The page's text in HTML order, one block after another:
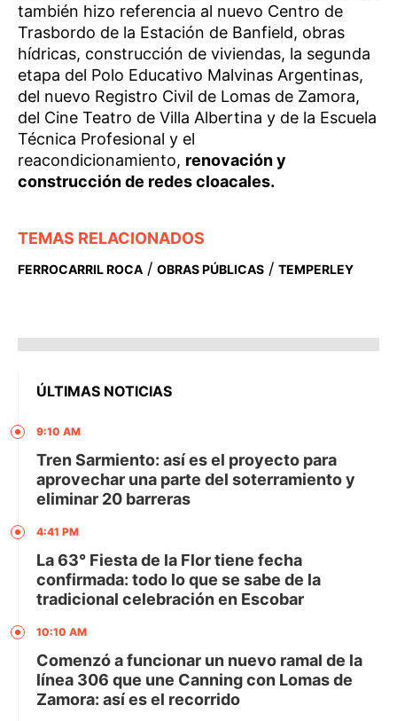
también hizo referencia al nuevo Centro de
Trasbordo de la Estación de Banfield, obras
hídricas, construcción de viviendas, la segunda
etapa del Polo Educativo Malvinas Argentinas,
del nuevo Registro Civil de Lomas de Zamora,
del Cine Teatro de Villa Albertina y de la Escuela
Técnica Profesional y el
reacondicionamiento, renovación y
construcción de redes cloacales.
TEMAS RELACIONADOS
FERROCARRIL ROCA / OBRAS PÚBLICAS / TEMPERLEY
ÚLTIMAS NOTICIAS
9:10 AM
Tren Sarmiento: así es el proyecto para
aprovechar una parte del soterramiento y
eliminar 20 barreras
4:41 PM
La 63° Fiesta de la Flor tiene fecha
confirmada: todo lo que se sabe de la
tradicional celebración en Escobar
10:10 AM
Comenzó a funcionar un nuevo ramal de la
línea 306 que une Canning con Lomas de
Zamora: así es el recorrido